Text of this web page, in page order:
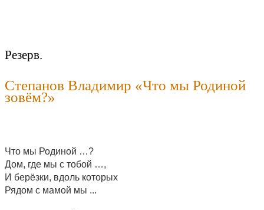
Резерв.
Степанов Владимир «Что мы Родиной
зовём?»
Что мы Родиной …?
Дом, где мы с тобой …,
И берёзки, вдоль которых
Рядом с мамой мы ...